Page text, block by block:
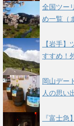
全国ツー
め一覧（
【岩手
すすめ！
岡山デー
人の思い
『富士急